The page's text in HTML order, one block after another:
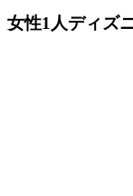
女性1人ディズ